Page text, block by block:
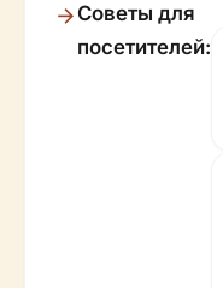
Советы для
посетителей: